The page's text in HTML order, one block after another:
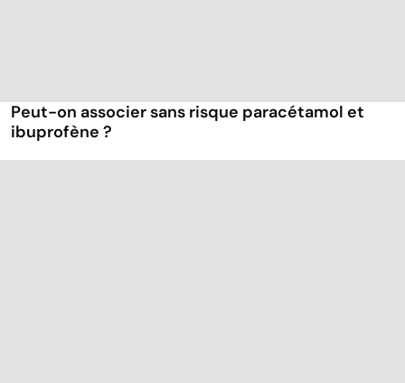
Peut-on associer sans risque paracétamol et
ibuprofène ?